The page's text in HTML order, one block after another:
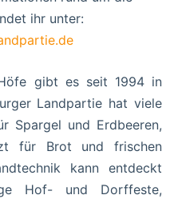
ihr unter:
gibt es seit 1994 in
Landpartie hat viele
Spargel und Erdbeeren,
für Brot und frischen
kann entdeckt
Hof- und Dorffeste,